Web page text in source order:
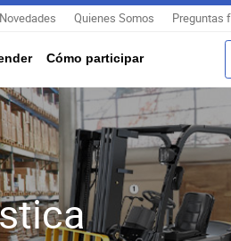
Novedades Quienes Somos Preguntas
Cómo participar